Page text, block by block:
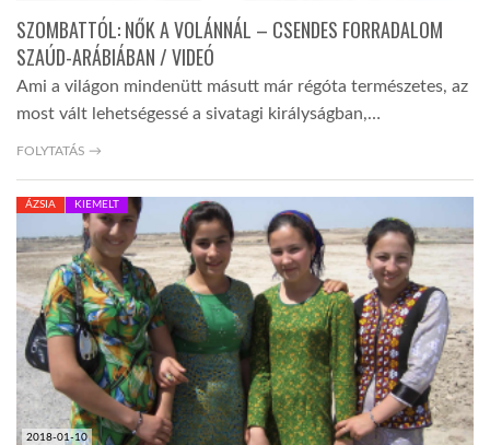
SZOMBATTÓL: NŐK A VOLÁNNÁL – CSENDES FORRADALOM
SZAÚD-ARÁBIÁBAN / VIDEÓ
Ami a világon mindenütt másutt már régóta természetes, az
most vált lehetségessé a sivatagi királyságban,…
FOLYTATÁS →
2018-01-10
ÁZSIA KIEMELT